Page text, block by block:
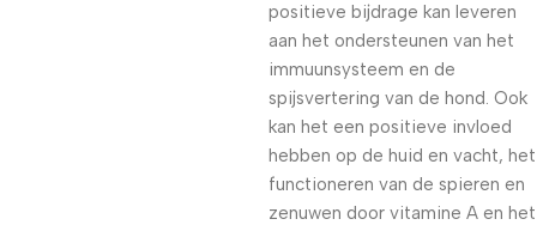
positieve bijdrage kan leveren
aan het ondersteunen van het
immuunsysteem en de
spijsvertering van de hond. Ook
kan het een positieve invloed
hebben op de huid en vacht, het
functioneren van de spieren en
zenuwen door vitamine A en het